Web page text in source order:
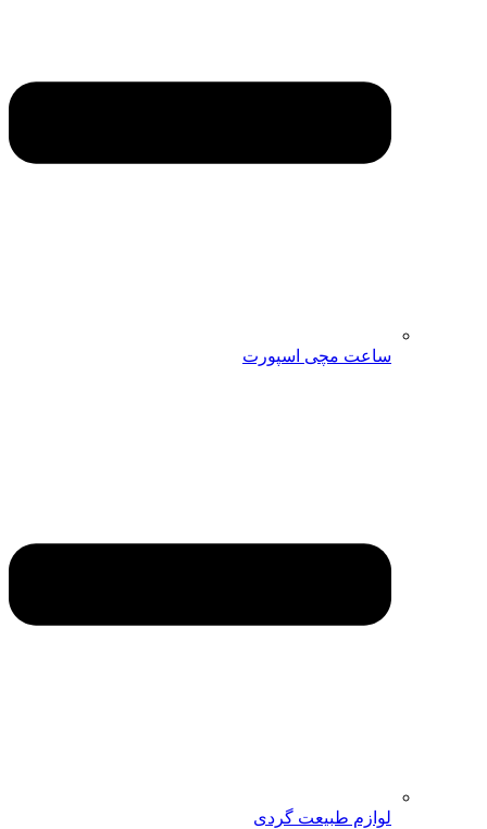
ساعت مچی اسپورت
لوازم طبیعت گردی